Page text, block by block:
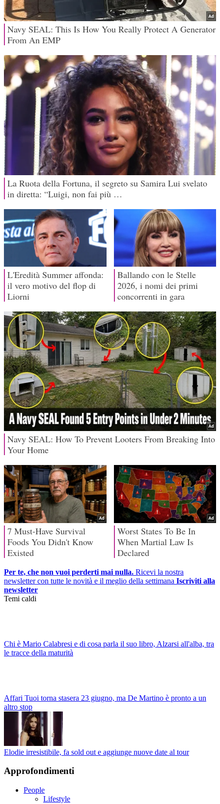
Per te, che non vuoi perderti mai nulla. Ricevi la nostra
newsletter con tutte le novità e il meglio della settimana Iscriviti alla
newsletter
Temi caldi
Chi è Mario Calabresi e di cosa parla il suo libro, Alzarsi all'alba, tra
le tracce della maturità
Affari Tuoi torna stasera 23 giugno, ma De Martino è pronto a un
altro stop
Elodie irresistibile, fa sold out e aggiunge nuove date al tour
Approfondimenti
People
Lifestyle